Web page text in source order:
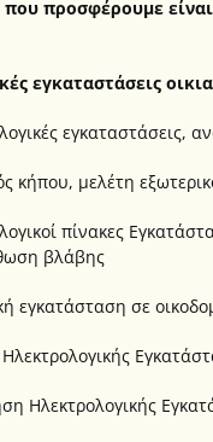
που προσφέρουμε
εγκαταστάσεις
εγκαταστάσεις,
κήπου, μελέτη
πίνακες
βλάβης
εγκατάσταση σε
Ηλεκτρολογικής